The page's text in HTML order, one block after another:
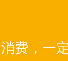
费，一